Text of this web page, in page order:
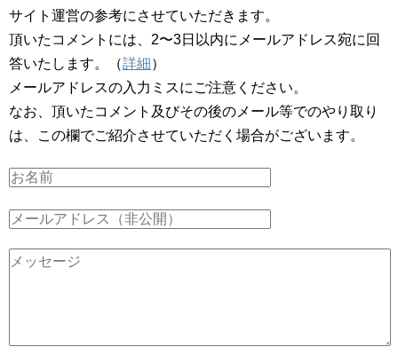
サイト運営の参考にさせていただきます。
頂いたコメントには、2〜3日以内にメールアドレス宛に回
答いたします。（詳細）
メールアドレスの入力ミスにご注意ください。
なお、頂いたコメント及びその後のメール等でのやり取り
は、この欄でご紹介させていただく場合がございます。